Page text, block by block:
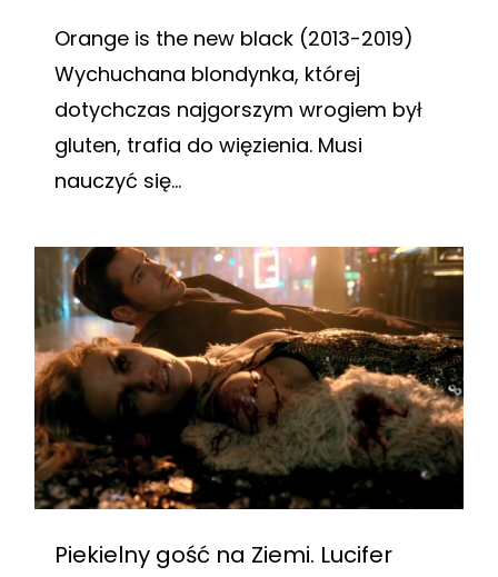
Orange is the new black (2013-2019)
Wychuchana blondynka, której
dotychczas najgorszym wrogiem był
gluten, trafia do więzienia. Musi
nauczyć się...
Piekielny gość na Ziemi. Lucifer